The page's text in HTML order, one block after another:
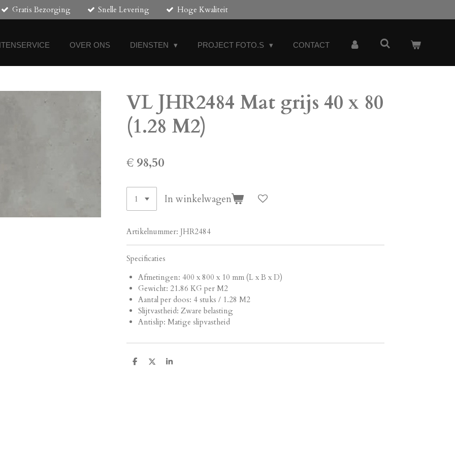
Gratis Bezorging Snelle Levering Hoge Kwaliteit
OVER ONS DIENSTEN PROJECT FOTO.S CONTACT
VL JHR2484 Mat grijs 40 x 80
(1.28 M2)
€ 98,50
In winkelwagen
Artikelnummer: JHR2484
Specificaties
Afmetingen: 400 x 800 x 10 mm (L x B x D)
Gewicht: 21.86 KG per M2
Aantal per doos: 4 stuks / 1.28 M2
Slijtvastheid: Zware belasting
Antislip: Matige slipvastheid
D
D
S